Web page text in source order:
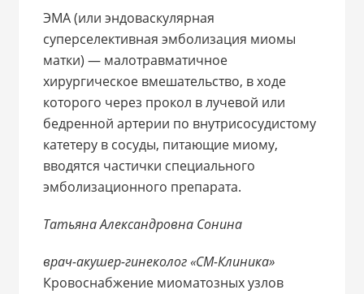
ЭМА (или эндоваскулярная
суперселективная эмболизация миомы
матки) — малотравматичное
хирургическое вмешательство, в ходе
которого через прокол в лучевой или
бедренной артерии по внутрисосудистому
катетеру в сосуды, питающие миому,
вводятся частички специального
эмболизационного препарата.
Татьяна Александровна Сонина
врач-акушер-гинеколог«СМ-Клиника»
Кровоснабжение миоматозных узлов